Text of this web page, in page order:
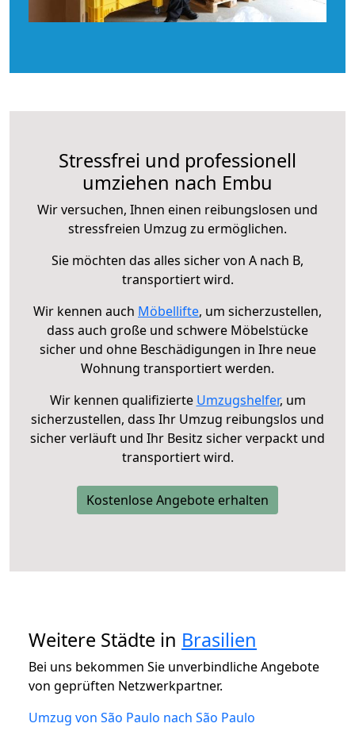
Stressfrei und professionell
umziehen nach Embu
Wir versuchen, Ihnen einen reibungslosen und
stressfreien Umzug zu ermöglichen.
Sie möchten das alles sicher von A nach B,
transportiert wird.
Wir kennen auch Möbellifte, um sicherzustellen,
dass auch große und schwere Möbelstücke
sicher und ohne Beschädigungen in Ihre neue
Wohnung transportiert werden.
Wir kennen qualifizierte Umzugshelfer, um
sicherzustellen, dass Ihr Umzug reibungslos und
sicher verläuft und Ihr Besitz sicher verpackt und
transportiert wird.
Kostenlose Angebote erhalten
Weitere Städte in Brasilien
Bei uns bekommen Sie unverbindliche Angebote
von geprüften Netzwerkpartner.
Umzug von São Paulo nach São Paulo